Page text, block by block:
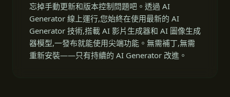
忘掉手動更新和版本控制問題吧。透過 AI
Generator 線上運行,您始終在使用最新的 AI
Generator 技術,搭載 AI 影片生成器和 AI 圖像生成
器模型,一發布就能使用尖端功能。無需補丁,無需
重新安裝——只有持續的 AI Generator 改進。